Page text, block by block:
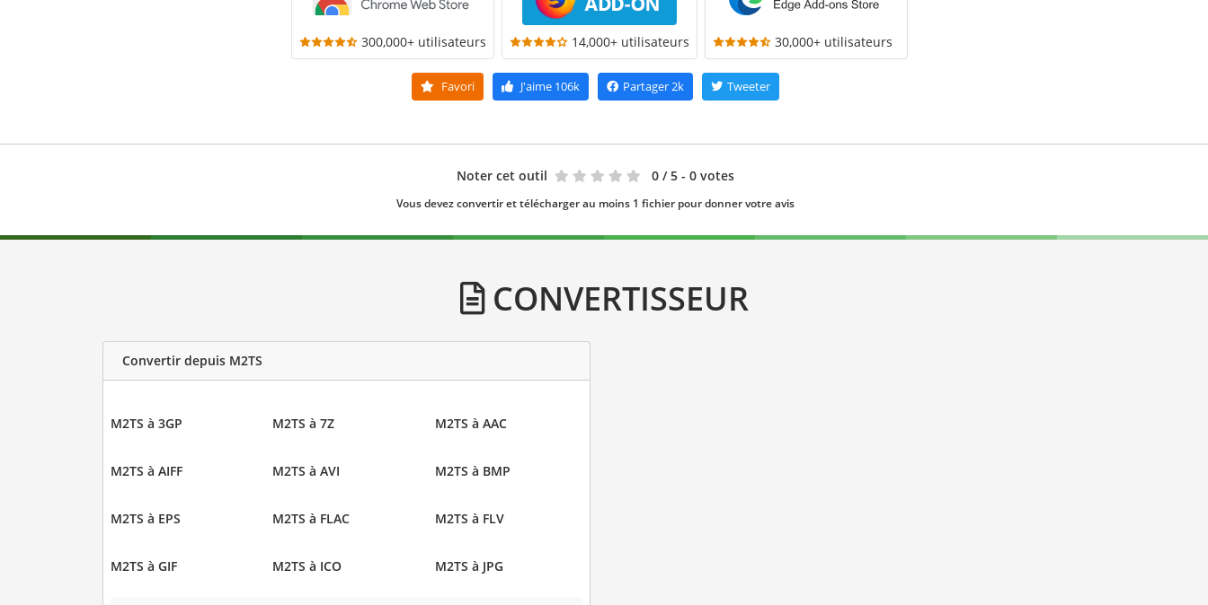
300,000+ utilisateurs 14,000+ utilisateurs 30,000+ utilisateurs
Favori J'aime106k Partager2k Tweeter
Noter cet outil 0 / 5 - 0 votes
Vous devez convertir et télécharger au moins 1 fichier pour donner votre avis
CONVERTISSEUR
Convertir depuis M2TS
M2TS à 3GP M2TS à 7Z M2TS à AAC
M2TS à AIFF M2TS à AVI M2TS à BMP
M2TS à EPS M2TS à FLAC M2TS à FLV
M2TS à GIF M2TS à ICO M2TS à JPG